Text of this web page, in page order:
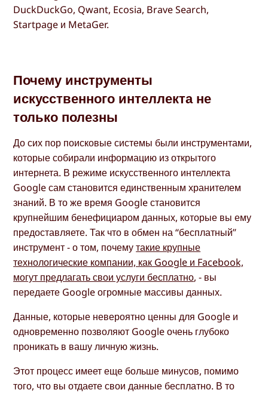
DuckDuckGo, Qwant, Ecosia, Brave Search,
Startpage и MetaGer.
Почему инструменты
искусственного интеллекта не
только полезны
До сих пор поисковые системы были инструментами,
которые собирали информацию из открытого
интернета. В режиме искусственного интеллекта
Google сам становится единственным хранителем
знаний. В то же время Google становится
крупнейшим бенефициаром данных, которые вы ему
предоставляете. Так что в обмен на “бесплатный”
инструмент - о том, почемутакие крупные
технологические компании, как Google и Facebook,
могут предлагать свои услуги бесплатно, - вы
передаете Google огромные массивы данных.
Данные, которые невероятно ценны для Google и
одновременно позволяют Google очень глубоко
проникать в вашу личную жизнь.
Этот процесс имеет еще больше минусов, помимо
того, что вы отдаете свои данные бесплатно. В то